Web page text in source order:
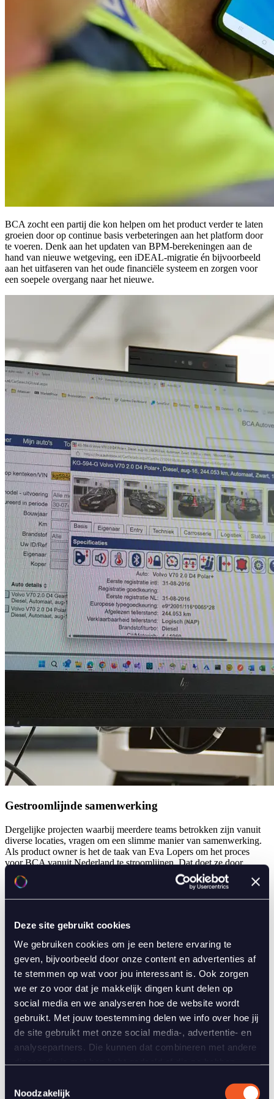
Deze site gebruikt cookies
We gebruiken cookies om je een betere ervaring te
geven, bijvoorbeeld door onze content en advertenties af
te stemmen op wat voor jou interessant is. Ook zorgen
we er zo voor dat je makkelijk dingen kunt delen op
social media en we analyseren hoe de website wordt
gebruikt. Met jouw toestemming delen we info over hoe jij
de site gebruikt met onze social media-, advertentie- en
analysepartners. Die kunnen dat combineren met andere
kiezen welke cookies je toestaat.
Noodzakelijk
BCA zocht een partij die kon helpen om het product verder te laten
groeien door op continue basis verbeteringen aan het platform door
te voeren. Denk aan het updaten van BPM-berekeningen aan de
hand van nieuwe wetgeving, een iDEAL-migratie én bijvoorbeeld
aan het uitfaseren van het oude financiële systeem en zorgen voor
een soepele overgang naar het nieuwe.
Gestroomlijnde samenwerking
Dergelijke projecten waarbij meerdere teams betrokken zijn vanuit
diverse locaties, vragen om een slimme manier van samenwerking.
Als product owner is het de taak van Eva Lopers om het proces
voor BCA vanuit Nederland te stroomlijnen. Dat doet ze door
duidelijk te communiceren, te prioriteren en samen met het team
gestructureerd wijzigingen door te voeren.
In overleg met BCA bepaalt Eva welke verbeteringen binnen het
platform prioriteit krijgen. Welke actiepunten pakken we wel en niet
op en in welke volgorde en vorm? Zijn belangrijke stakeholders het
eens met de voorgestelde wijzigingen? DevRepublic inventariseert,
stemt af, verduidelijkt én vertaalt de wensen naar technische acties.
Agile werken door middel van scrum
Eén van de eerste dingen die DevRepublic introduceerde, was
scrum. Voor omvangrijke projecten is dit een effectieve methode om
wijzigingen op een gestructureerde manier door te voeren. Hiermee
welke wijzigingen er in de eerstvolgende sprint meegaan, welke we